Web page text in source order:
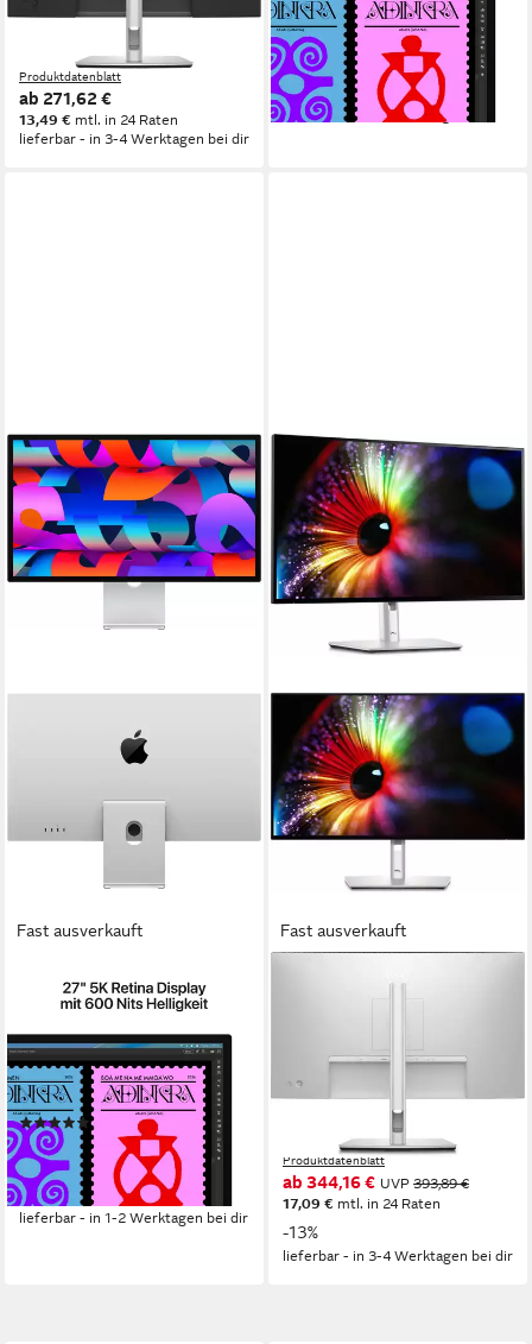
2560 x 1440 px, Quad HD
Reaktionszeit
Bildwiederholfrequenz
Produktdatenblatt
ab 271,62 €
13,49 € mtl. in 24 Raten
lieferbar - in 3-4 Werktagen bei dir
Produktdatenblatt
1.965,50 € UVP 1.999,00 €
57,06 €
mtl. in 48 Raten
-2%
lieferbar - in 1-2 Werktagen bei dir
Fast ausverkauft
Studio Display LED-Monitor
68,29 cm/ 27 Zoll Diagonale
5120 x 2880 px, 5K
Auflösung
60 Hz Bildwiederholfrequenz
Produktdatenblatt
(2)
1.489,00 € UVP1.699,00 €
43,23 € mtl. in 48 Raten
-12%
lieferbar - in 1-2 Werktagen bei dir
Fast ausverkauft
Monitor
Reaktionszeit
Bildwiederholfrequenz
Produktdatenblatt
ab 344,16 € UVP 393,89 €
17,09 € mtl. in 24 Raten
-13%
lieferbar - in 3-4 Werktagen bei dir